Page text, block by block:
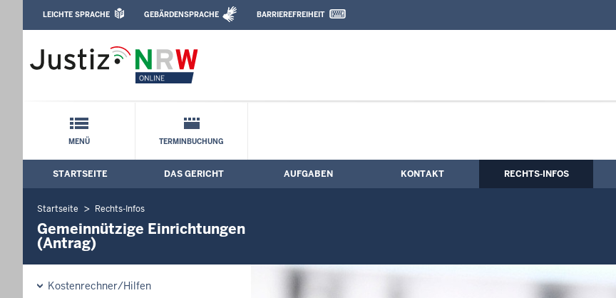
Amtsgericht Hattingen: Gemeinnützige Einrichtungen
(Antrag)
Leichte Sprache, Gebärdensprachenvideo und Kontaktformular
LEICHTE SPRACHE GEBÄRDENSPRACHE BARRIEREFREIHEIT
Schnellnavigation mit Volltext-Suche
MENÜ TERMINBUCHUNG
Hauptmenü: Hauptnavigation
STARTSEITE DAS GERICHT AUFGABEN KONTAKT RECHTS-INFOS
Startseite Rechts-Infos
Gemeinnützige Einrichtungen
(Antrag)
Kostenrechner/Hilfen